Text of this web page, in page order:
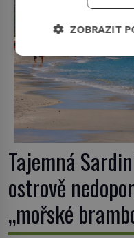
Tajemná
ostrově
„mořské
ZOBRAZIT